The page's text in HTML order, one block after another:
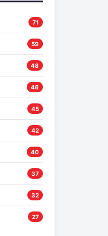
71
59
48
46
45
42
40
37
32
27